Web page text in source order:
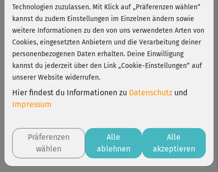
Wir machen dich fit für den Strand mit unserem 6-
wöchigen Bikini-Programm für Einsteiger. Dich erwartet ein
effektiver Mix aus Bodyshaping-, Fatburner- und BBP-
Einheiten – für eine tolle Silhouette und knackige Kurven!
- Jetzt mit neuen Kursen!
6 Wochen 1-2 Std./Woche Level 1
Programm starten
Technologien zuzulassen. Mit Klick auf „Präferenzen wählen“
kannst du zudem Einstellungen im Einzelnen ändern sowie
weitere Informationen zu den von uns verwendeten Arten von
Cookies, eingesetzten Anbietern und die Verarbeitung deiner
personenbezogenen Daten erhalten. Deine Einwilligung
kannst du jederzeit über den Link „Cookie-Einstellungen“ auf
unserer Website widerrufen.
Hier findest du Informationen zu Datenschutz und
Impressum
Präferenzen
wählen
Alle
ablehnen
Alle
akzeptieren